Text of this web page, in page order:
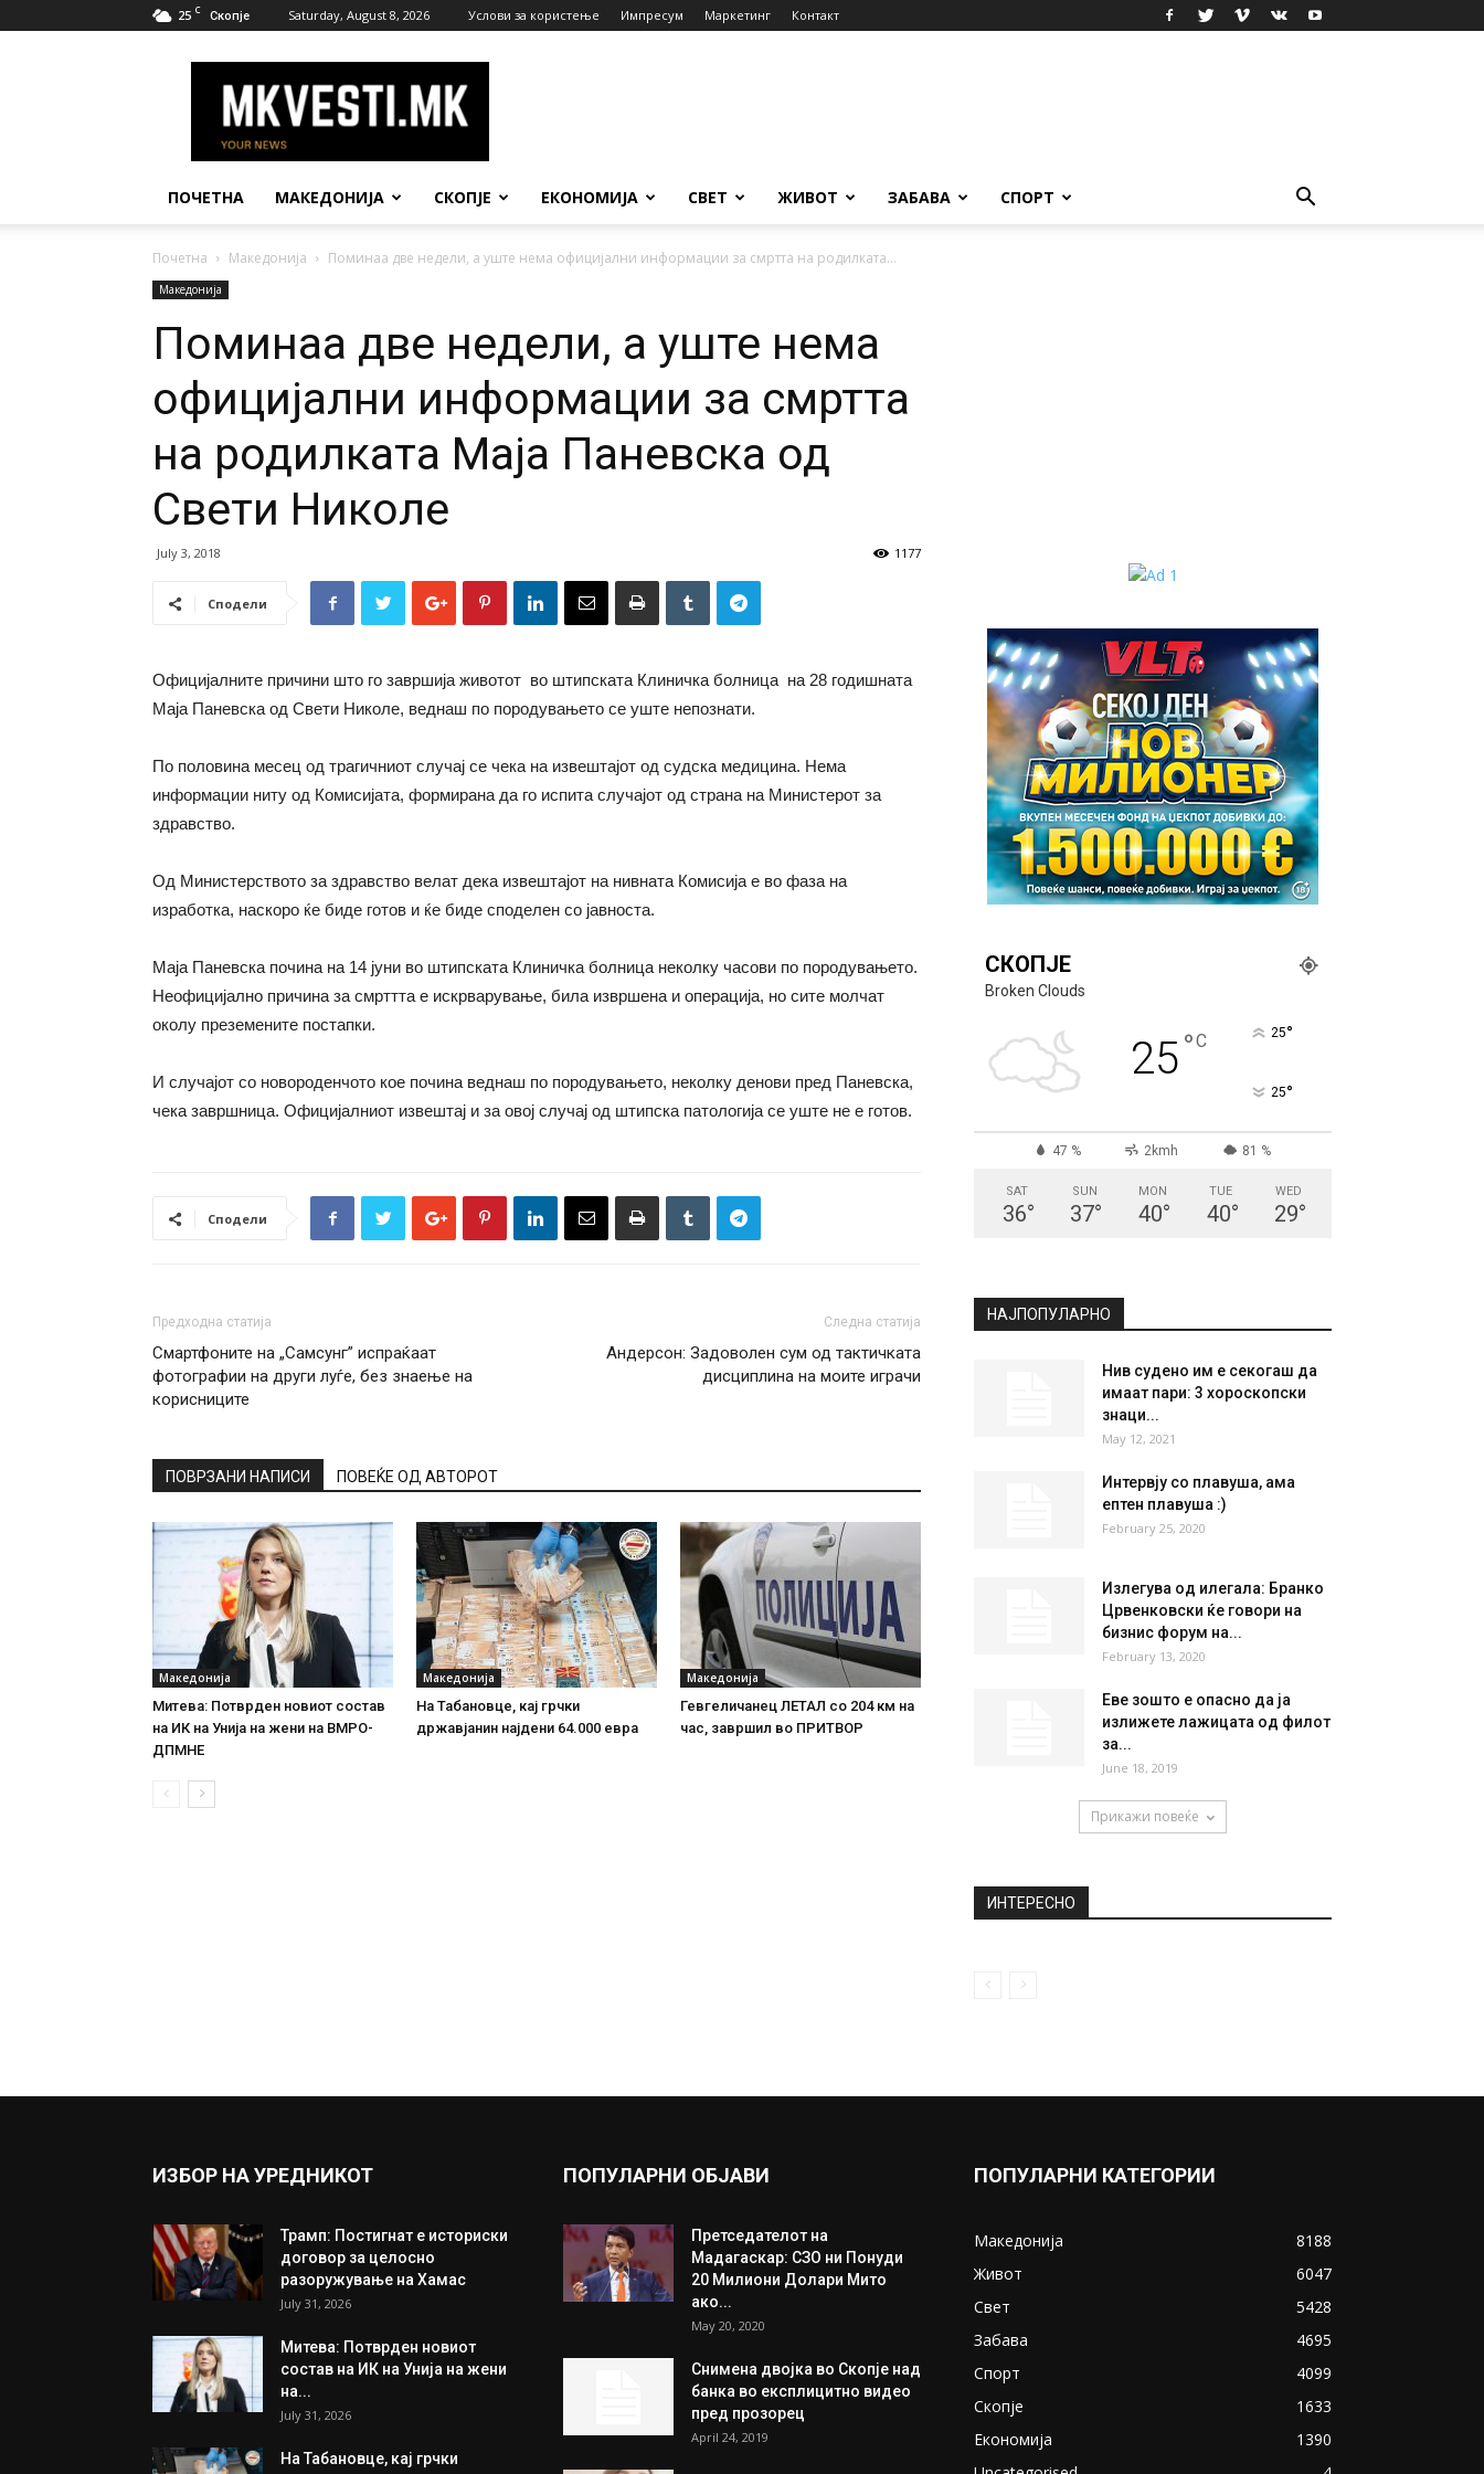
25 C Скопје Saturday, August 8, 2026 Услови за користење Импресум Маркетинг Контакт
Вести
ПОЧЕТНА МАКЕДОНИЈА СКОПЈЕ ЕКОНОМИЈА СВЕТ ЖИВОТ ЗАБАВА СПОРТ
Почетна Македонија Поминаа две недели, а уште нема официјални информации за смртта на родилката...
Македонија
Поминаа две недели, а уште нема
официјални информации за смртта
на родилката Маја Паневска од
Свети Николе
July 3, 2018 1177
Сподели
Официјалните причини што го завршија животот во штипската Клиничка болница на 28 годишната
Маја Паневска од Свети Николе, веднаш по породувањето се уште непознати.
По половина месец од трагичниот случај се чека на извештајот од судска медицина. Нема
информации ниту од Комисијата, формирана да го испита случајот од страна на Министерот за
здравство.
Од Министерството за здравство велат дека извештајот на нивната Комисија е во фаза на
изработка, наскоро ќе биде готов и ќе биде споделен со јавноста.
Маја Паневска почина на 14 јуни во штипската Клиничка болница неколку часови по породувањето.
Неофицијално причина за смрттта е искрварување, била извршена и операција, но сите молчат
околу преземените постапки.
И случајот со новороденчото кое почина веднаш по породувањето, неколку денови пред Паневска,
чека завршница. Официјалниот извештај и за овој случај од штипска патологија се уште не е готов.
Сподели
Предходна статија
Смартфоните на „Самсунг” испраќаат
фотографии на други луѓе, без знаење на
корисниците
Следна статија
Андерсон: Задоволен сум од тактичката
дисциплина на моите играчи
ПОВРЗАНИ НАПИСИ ПОВЕЌЕ ОД АВТОРОТ
Македонија
Митева: Потврден новиот состав
на ИК на Унија на жени на ВМРО-
ДПМНЕ
Македонија
На Табановце, кај грчки
државјанин најдени 64.000 евра
Македонија
Гевгеличанец ЛЕТАЛ со 204 км на
час, завршил во ПРИТВОР
СКОПЈЕ
Broken Clouds
25°C 25°
25°
47 % 2kmh 81 %
SAT
36°
SUN
37°
MON
40°
TUE
40°
WED
29°
НАЈПОПУЛАРНО
Нив судено им е секогаш да
имаат пари: 3 хороскопски
знаци...
May 12, 2021
Интервју со плавуша, ама
ептен плавуша :)
February 25, 2020
Излегува од илегала: Бранко
Црвенковски ќе говори на
бизнис форум на...
February 13, 2020
Еве зошто е опасно да ја
излижете лажицата од филот
за...
June 18, 2019
Прикажи повеќе
ИНТЕРЕСНО
ИЗБОР НА УРЕДНИКОТ
Трамп: Постигнат е историски
договор за целосно
разоружување на Хамас
July 31, 2026
Митева: Потврден новиот
состав на ИК на Унија на жени
на...
July 31, 2026
На Табановце, кај грчки
ПОПУЛАРНИ ОБЈАВИ
Претседателот на
Мадагаскар: СЗО ни Понуди
20 Милиони Долари Мито
ако...
May 20, 2020
Снимена двојка во Скопје над
банка во експлицитно видео
пред прозорец
April 24, 2019
ПОПУЛАРНИ КАТЕГОРИИ
Македонија
8188
Живот
6047
Свет
5428
Забава
4695
Спорт
4099
Скопје
1633
Економија
1390